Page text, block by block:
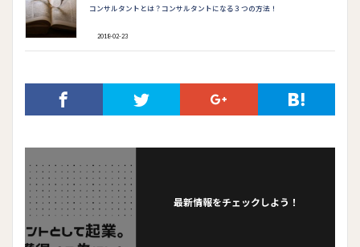
コンサルタントとは？コンサルタントになる３つの方法！
2018-02-23
最新情報をチェックしよう！